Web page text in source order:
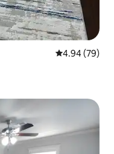
レビュー79
4.94 (79)